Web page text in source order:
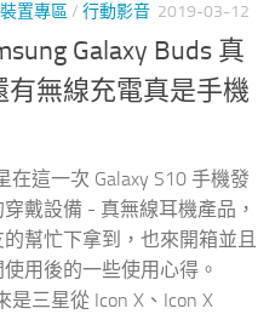
置專區 / 行動影音 2019-03-12
Galaxy Buds 真
有無線充電真是手機
在這一次 Galaxy S10 手機發
戴設備 - 真無線耳機產品，
幫忙下拿到，也來開箱並且
用後的一些使用心得。
是三星從 Icon X、Icon X